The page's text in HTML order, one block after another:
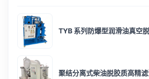
TYB 系列防爆型润滑油真空
聚结分离式柴油脱胶质高精